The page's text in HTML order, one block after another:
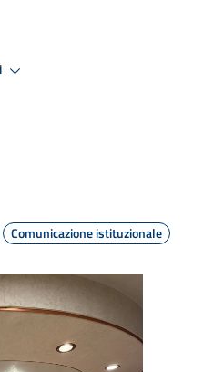
Comunicazione istituzionale